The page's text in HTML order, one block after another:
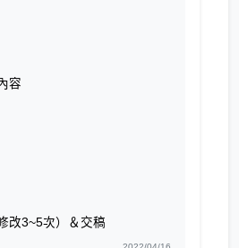
容
改3~5次）＆交稿